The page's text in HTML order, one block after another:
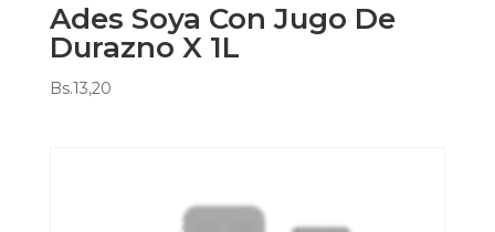
Ades Soya Con Jugo De
Durazno X 1L
Bs.13,20